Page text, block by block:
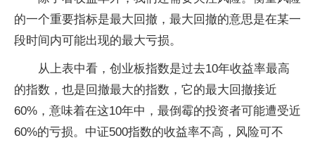
的一个重要指标是最大回撤，最大回撤的意思是在某一
段时间内可能出现的最大亏损。
从上表中看，创业板指数是过去10年收益率最高
的指数，也是回撤最大的指数，它的最大回撤接近
60%，意味着在这10年中，最倒霉的投资者可能遭受近
60%的亏损。中证500指数的收益率不高，风险可不